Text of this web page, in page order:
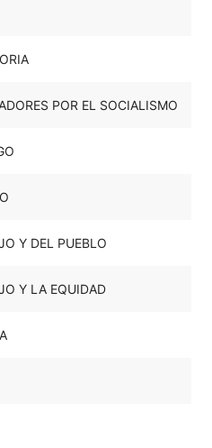
POR EL SOCIALISMO
Y DEL PUEBLO
Y LA EQUIDAD